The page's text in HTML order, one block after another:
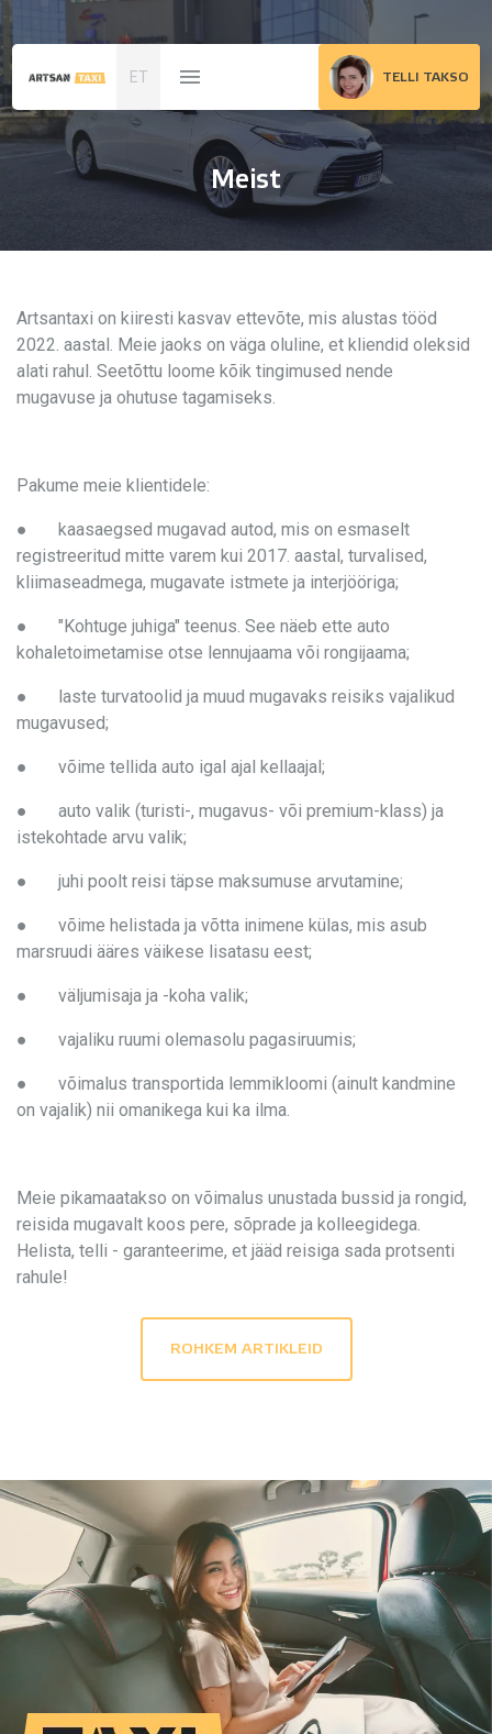
ET TELLI TAKSO
Meist
Artsantaxi on kiiresti kasvav ettevõte, mis alustas tööd
2022. aastal. Meie jaoks on väga oluline, et kliendid oleksid
alati rahul. Seetõttu loome kõik tingimused nende
mugavuse ja ohutuse tagamiseks.
Pakume meie klientidele:
● kaasaegsed mugavad autod, mis on esmaselt
registreeritud mitte varem kui 2017. aastal, turvalised,
kliimaseadmega, mugavate istmete ja interjööriga;
● "Kohtuge juhiga" teenus. See näeb ette auto
kohaletoimetamise otse lennujaama või rongijaama;
● laste turvatoolid ja muud mugavaks reisiks vajalikud
mugavused;
● võime tellida auto igal ajal kellaajal;
● auto valik (turisti-, mugavus- või premium-klass) ja
istekohtade arvu valik;
● juhi poolt reisi täpse maksumuse arvutamine;
● võime helistada ja võtta inimene külas, mis asub
marsruudi ääres väikese lisatasu eest;
● väljumisaja ja -koha valik;
● vajaliku ruumi olemasolu pagasiruumis;
● võimalus transportida lemmikloomi (ainult kandmine
on vajalik) nii omanikega kui ka ilma.
Meie pikamaatakso on võimalus unustada bussid ja rongid,
reisida mugavalt koos pere, sõprade ja kolleegidega.
Helista, telli - garanteerime, et jääd reisiga sada protsenti
rahule!
ROHKEM ARTIKLEID